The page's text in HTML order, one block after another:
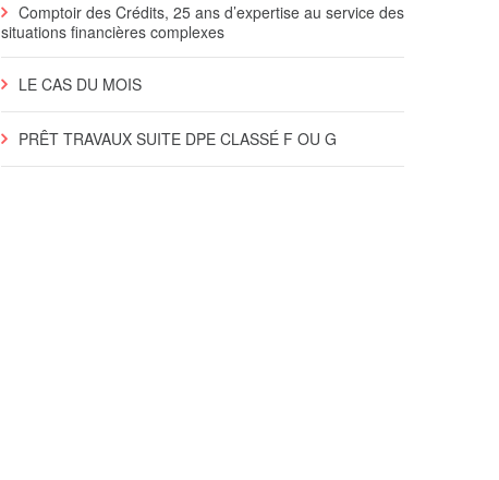
Comptoir des Crédits, 25 ans d’expertise au service des
situations financières complexes
LE CAS DU MOIS
PRÊT TRAVAUX SUITE DPE CLASSÉ F OU G